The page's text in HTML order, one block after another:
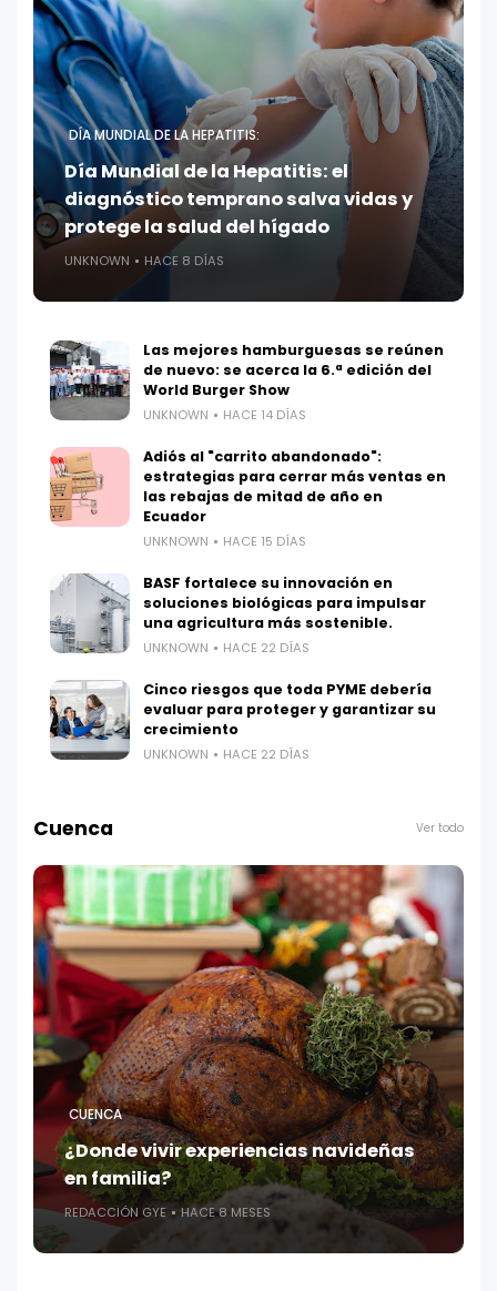
DÍA MUNDIAL DE LA HEPATITIS:
Día Mundial de la Hepatitis: el
diagnóstico temprano salva vidas y
protege la salud del hígado
UNKNOWN HACE 8 DÍAS
Las mejores hamburguesas se reúnen
de nuevo: se acerca la 6.ª edición del
World Burger Show
UNKNOWN HACE 14 DÍAS
Adiós al "carrito abandonado":
estrategias para cerrar más ventas en
las rebajas de mitad de año en
Ecuador
UNKNOWN HACE 15 DÍAS
BASF fortalece su innovación en
soluciones biológicas para impulsar
una agricultura más sostenible.
UNKNOWN HACE 22 DÍAS
Cinco riesgos que toda PYME debería
evaluar para proteger y garantizar su
crecimiento
UNKNOWN HACE 22 DÍAS
Cuenca Ver todo
CUENCA
¿Donde vivir experiencias navideñas
en familia?
REDACCIÓN GYE HACE 8 MESES